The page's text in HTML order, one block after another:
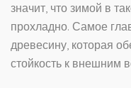
значит, что зимой в
прохладно. Самое
древесину, которая
стойкость к внешним